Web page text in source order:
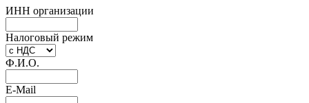
ИНН организации
Налоговый режим
Ф.И.О.
E-Mail